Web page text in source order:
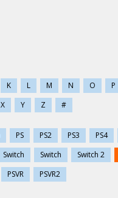
K L M N O P
X
Y Z #
PS PS2 PS3 PS4
Switch Switch Switch 2
PSVR
PSVR2